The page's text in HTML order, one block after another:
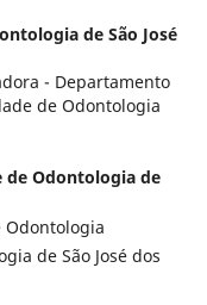
de São José
- Departamento
de Odontologia
de Odontologia de
Odontologia
de São José dos